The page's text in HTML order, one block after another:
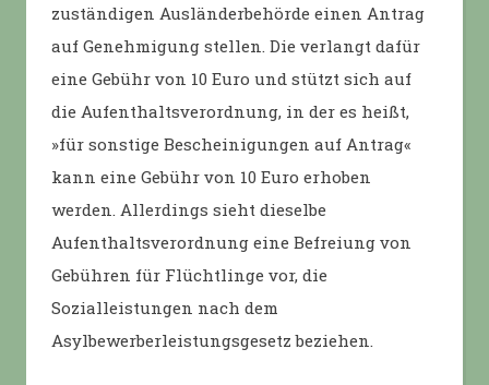
zuständigen Ausländerbehörde einen Antrag
auf Genehmigung stellen. Die verlangt dafür
eine Gebühr von 10 Euro und stützt sich auf
die Aufenthaltsverordnung, in der es heißt,
»für sonstige Bescheinigungen auf Antrag«
kann eine Gebühr von 10 Euro erhoben
werden. Allerdings sieht dieselbe
Aufenthaltsverordnung eine Befreiung von
Gebühren für Flüchtlinge vor, die
Sozialleistungen nach dem
Asylbewerberleistungsgesetz beziehen.